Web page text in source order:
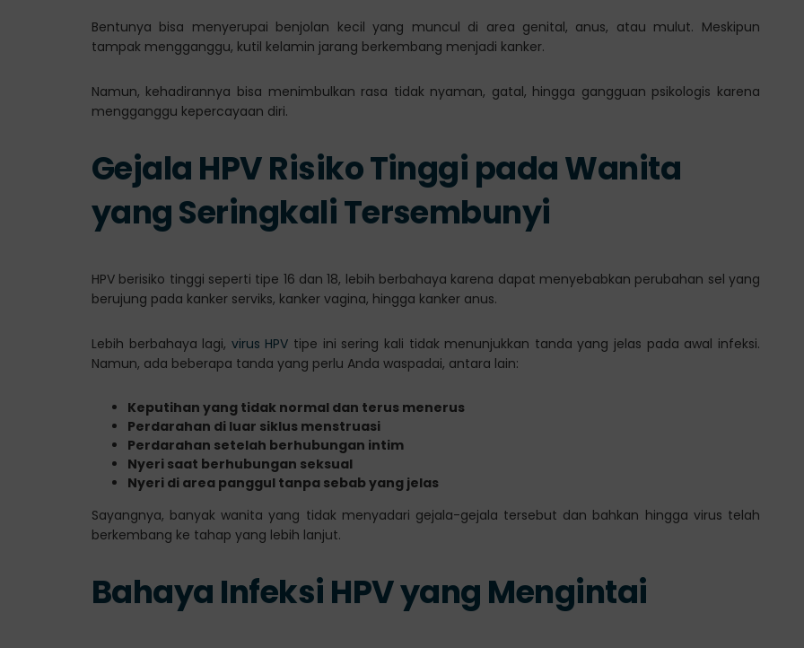
Bentunya bisa menyerupai benjolan kecil yang muncul di area genital, anus, atau mulut. Meskipun
tampak mengganggu, kutil kelamin jarang berkembang menjadi kanker.
Namun, kehadirannya bisa menimbulkan rasa tidak nyaman, gatal, hingga gangguan psikologis karena
mengganggu kepercayaan diri.
Gejala HPV Risiko Tinggi pada Wanita
yang Seringkali Tersembunyi
HPV berisiko tinggi seperti tipe 16 dan 18, lebih berbahaya karena dapat menyebabkan perubahan sel yang
berujung pada kanker serviks, kanker vagina, hingga kanker anus.
Lebih berbahaya lagi, virus HPV tipe ini sering kali tidak menunjukkan tanda yang jelas pada awal infeksi.
Namun, ada beberapa tanda yang perlu Anda waspadai, antara lain:
Keputihan yang tidak normal dan terus menerus
Perdarahan di luar siklus menstruasi
Perdarahan setelah berhubungan intim
Nyeri saat berhubungan seksual
Nyeri di area panggul tanpa sebab yang jelas
Sayangnya, banyak wanita yang tidak menyadari gejala-gejala tersebut dan bahkan hingga virus telah
berkembang ke tahap yang lebih lanjut.
Bahaya Infeksi HPV yang Mengintai